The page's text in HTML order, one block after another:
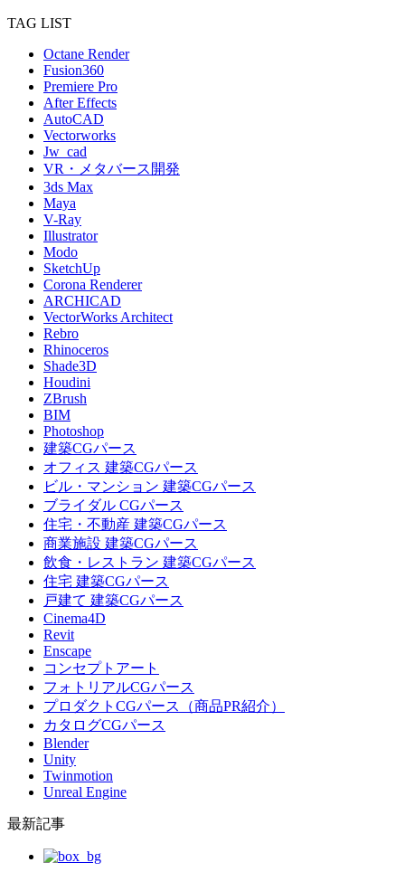
TAG LIST
Octane Render
Fusion360
Premiere Pro
After Effects
AutoCAD
Vectorworks
Jw_cad
VR・メタバース開発
3ds Max
Maya
V-Ray
Illustrator
Modo
SketchUp
Corona Renderer
ARCHICAD
VectorWorks Architect
Rebro
Rhinoceros
Shade3D
Houdini
ZBrush
BIM
Photoshop
建築CGパース
オフィス 建築CGパース
ビル・マンション 建築CGパース
ブライダル CGパース
住宅・不動産 建築CGパース
商業施設 建築CGパース
飲食・レストラン 建築CGパース
住宅 建築CGパース
戸建て 建築CGパース
Cinema4D
Revit
Enscape
コンセプトアート
フォトリアルCGパース
プロダクトCGパース（商品PR紹介）
カタログCGパース
Blender
Unity
Twinmotion
Unreal Engine
最新記事